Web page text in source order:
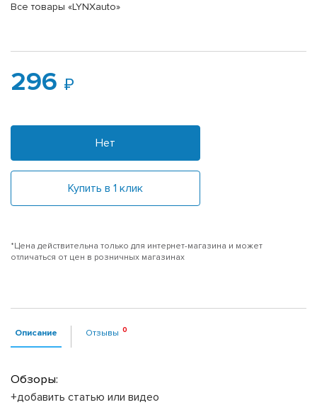
Все товары «LYNXauto»
296
Нет
Купить в 1 клик
*Цена действительна только для интернет-магазина и может
отличаться от цен в розничных магазинах
Описание Отзывы
Обзоры:
+добавить статью или видео